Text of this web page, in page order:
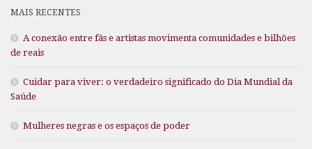
MAIS RECENTES
A conexão entre fãs e artistas movimenta comunidades e bilhões
de reais
Cuidar para viver: o verdadeiro significado do Dia Mundial da
Saúde
Mulheres negras e os espaços de poder